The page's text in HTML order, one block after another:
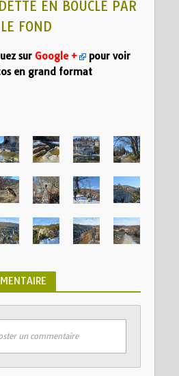
EN BOUCLE PAR
LE FOND
Google +
pour voir
en grand format
un commentaire